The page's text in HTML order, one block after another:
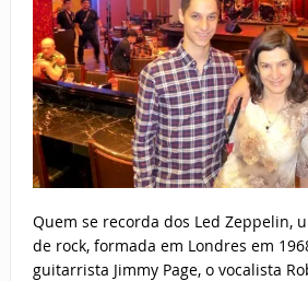
Quem se recorda dos Led Zeppelin,
de rock, formada em Londres em
guitarrista Jimmy Page, o vocalista